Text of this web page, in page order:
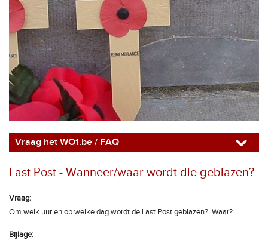
Vraag het WO1.be / FAQ
Last Post - Wanneer/waar wordt die geblazen?
Vraag:
Om welk uur en op welke dag wordt de Last Post geblazen? Waar?
Bijlage: